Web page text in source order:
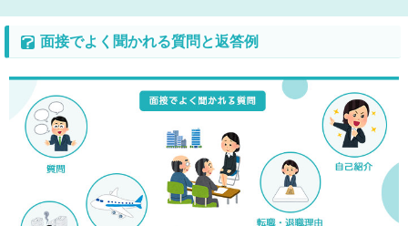
面接でよく聞かれる質問と返答例